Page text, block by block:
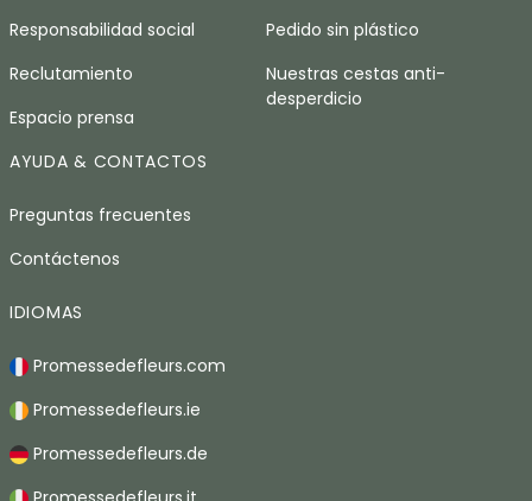
Responsabilidad social
Reclutamiento
Espacio prensa
Pedido sin plástico
Nuestras cestas anti-
desperdicio
AYUDA & CONTACTOS
Preguntas frecuentes
Contáctenos
IDIOMAS
Promessedefleurs.com
Promessedefleurs.ie
Promessedefleurs.de